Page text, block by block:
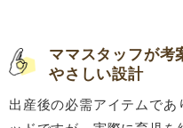
ママスタッフが考
やさしい設計
出産後の必需アイテムで